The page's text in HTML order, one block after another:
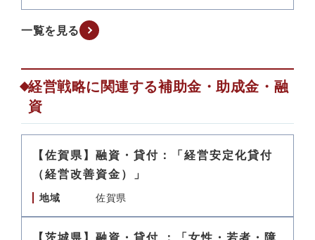
一覧を見る
経営戦略に関連する補助金・助成金・融
資
【佐賀県】融資・貸付：「経営安定化貸付
（経営改善資金）」
地域 佐賀県
【茨城県】融資・貸付 ：「女性・若者・障